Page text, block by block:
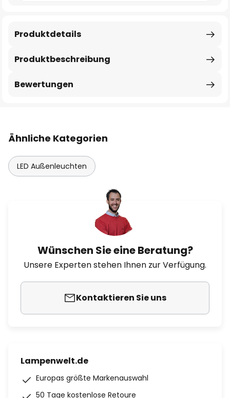
Produktbeschreibung
Produktdetails
Bewertungen
Ähnliche Kategorien
LED Außenleuchten
Wünschen Sie eine Beratung?
Unsere Experten stehen Ihnen zur Verfügung.
Kontaktieren Sie uns
Lampenwelt.de
Europas größte Markenauswahl
50 Tage kostenlose Retoure